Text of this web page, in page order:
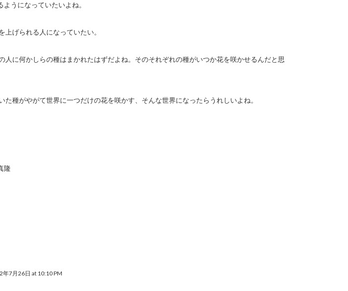
うになっていたいよね。
上げられる人になっていたい。
人に何かしらの種はまかれたはずだよね。そのそれぞれの種がいつか花を咲かせるんだと思
た種がやがて世界に一つだけの花を咲かす、そんな世界になったらうれしいよね。
隆
年7月26日 at 10:10 PM